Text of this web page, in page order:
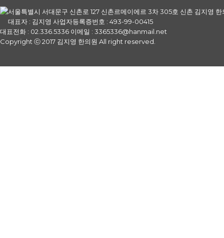
탐
색
서울특별시 서대문구 신촌로 127 신촌르메이에르 3차 305호 신촌 김지영 한
대표자 : 김지영 사업자등록증번호 : 493-99-00415
대표전화 : 02.336.5336 이메일 : 3365336@hanmail.net
Copyright ⓒ 2017 김지영 한의원 All right reserved.